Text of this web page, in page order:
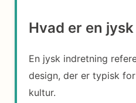
Hvad er en
En jysk indretning
design, der er typisk
kultur.